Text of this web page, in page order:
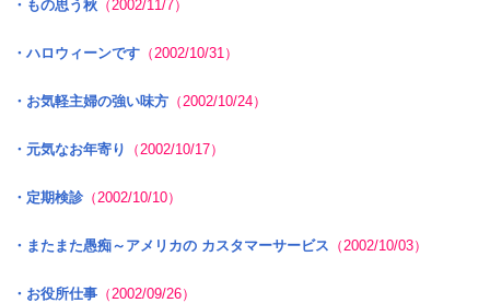
・もの思う秋（2002/11/7）
・ハロウィーンです（2002/10/31）
・お気軽主婦の強い味方（2002/10/24）
・元気なお年寄り （2002/10/17）
・定期検診（2002/10/10）
・またまた愚痴～アメリカの カスタマーサービス （2002/10/03）
・お役所仕事（2002/09/26）